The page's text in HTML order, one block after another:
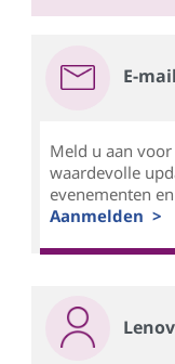
E-
Meld u aan
waardevolle
evenementen
Aanmelden >